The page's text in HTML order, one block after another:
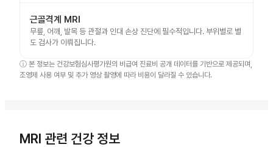
근골격계 MRI
무릎, 어깨, 발목 등 관절과 인대 손상 진단에 필수적입니다. 부위별로 별
도 검사가 이뤄집니다.
ⓘ 본 정보는 건강보험심사평가원의 비급여 진료비 공개 데이터를 기반으로 제공되며,
조영제 사용 여부 및 추가 영상 촬영에 따라 비용이 달라질 수 있습니다.
MRI 관련 건강 정보